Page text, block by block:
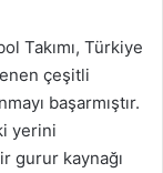
Takımı, Türkiye
çeşitli
başarmıştır.
yerini
gurur kaynağı